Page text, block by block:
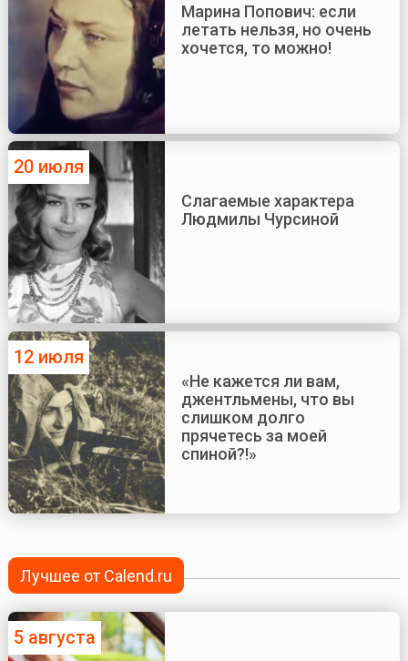
Марина Попович: если
летать нельзя, но очень
хочется, то можно!
20 июля
Слагаемые характера
Людмилы Чурсиной
12 июля
«Не кажется ли вам,
джентльмены, что вы
слишком долго
прячетесь за моей
спиной?!»
Лучшее от Calend.ru
5 августа